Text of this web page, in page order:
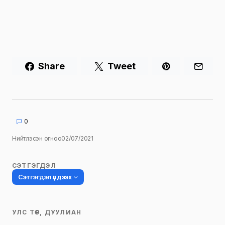
Share Tweet
0
Нийтлэсэн огноо02/07/2021
СЭТГЭГДЭЛ
Сэтгэгдэл үлдээх
УЛС ТӨР, ДУУЛИАН